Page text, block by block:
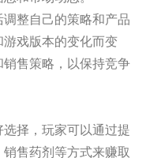
整自己的策略和产品
戏版本的变化而变
售策略，以保持竞争
择，玩家可以通过提
售药剂等方式来赚取